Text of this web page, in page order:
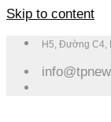
Skip to content
H5, Đường C4,